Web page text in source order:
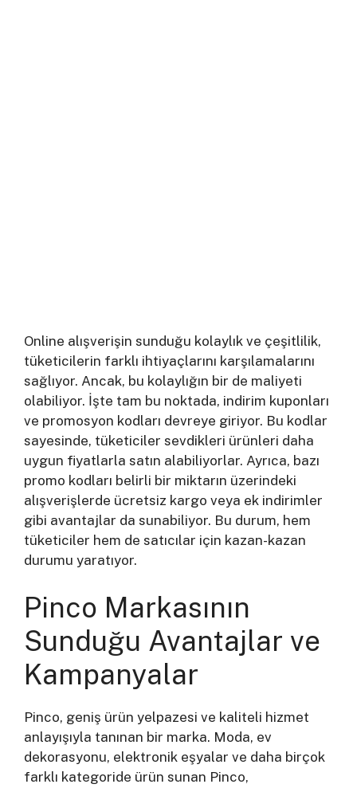
Online alışverişin sunduğu kolaylık ve çeşitlilik,
tüketicilerin farklı ihtiyaçlarını karşılamalarını
sağlıyor. Ancak, bu kolaylığın bir de maliyeti
olabiliyor. İşte tam bu noktada, indirim kuponları
ve promosyon kodları devreye giriyor. Bu kodlar
sayesinde, tüketiciler sevdikleri ürünleri daha
uygun fiyatlarla satın alabiliyorlar. Ayrıca, bazı
promo kodları belirli bir miktarın üzerindeki
alışverişlerde ücretsiz kargo veya ek indirimler
gibi avantajlar da sunabiliyor. Bu durum, hem
tüketiciler hem de satıcılar için kazan-kazan
durumu yaratıyor.
Pinco Markasının
Sunduğu Avantajlar ve
Kampanyalar
Pinco, geniş ürün yelpazesi ve kaliteli hizmet
anlayışıyla tanınan bir marka. Moda, ev
dekorasyonu, elektronik eşyalar ve daha birçok
farklı kategoride ürün sunan Pinco,